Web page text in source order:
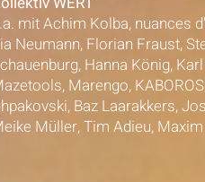
mit Achim Kolba, nuances
Neumann, Florian Fraust,
Hanna König,
Marengo,
Baz Laarakkers,
Müller, Tim Adieu,